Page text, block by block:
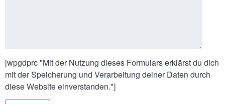
[wpgdprc "Mit der Nutzung dieses Formulars erklärst du dich
mit der Speicherung und Verarbeitung deiner Daten durch
diese Website einverstanden."]